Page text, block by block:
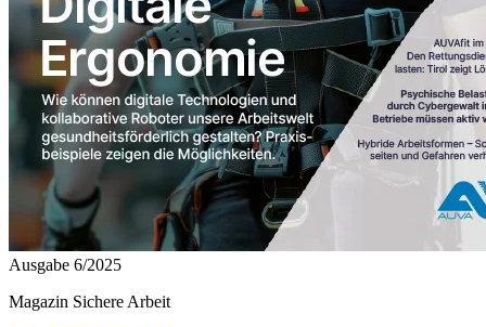
Ausgabe 6/2025
Magazin Sichere Arbeit